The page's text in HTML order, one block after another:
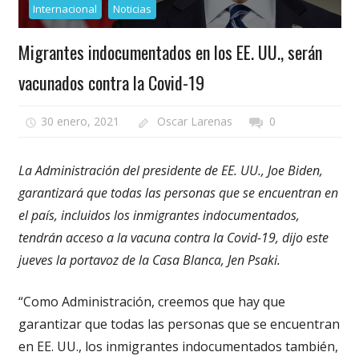
Internacional Noticias
Migrantes indocumentados en los EE. UU., serán
vacunados contra la Covid-19
30 enero, 2021 Oscar Larenas 0
La Administración del presidente de EE. UU., Joe Biden,
garantizará que todas las personas que se encuentran en
el país, incluidos los inmigrantes indocumentados,
tendrán acceso a la vacuna contra la Covid-19, dijo este
jueves la portavoz de la Casa Blanca, Jen Psaki.
“Como Administración, creemos que hay que
garantizar que todas las personas que se encuentran
en EE. UU., los inmigrantes indocumentados también,